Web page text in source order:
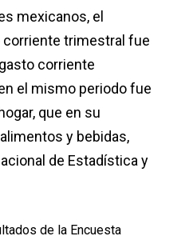
mexicanos, el
trimestral fue
corriente
el mismo periodo fue
que en su
y bebidas,
de Estadística y
de la Encuesta